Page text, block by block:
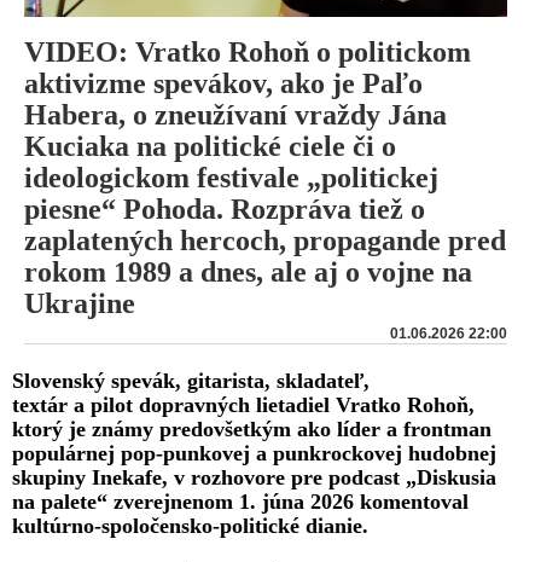
VIDEO: Vratko Rohoň o politickom
aktivizme spevákov, ako je Paľo
Habera, o zneužívaní vraždy Jána
Kuciaka na politické ciele či o
ideologickom festivale „politickej
piesne“ Pohoda. Rozpráva tiež o
zaplatených hercoch, propagande pred
rokom 1989 a dnes, ale aj o vojne na
Ukrajine
01.06.2026 22:00
Slovenský spevák, gitarista, skladateľ,
textár a pilot dopravných lietadiel Vratko Rohoň,
ktorý je známy predovšetkým ako líder a frontman
populárnej pop-punkovej a punkrockovej hudobnej
skupiny Inekafe, v rozhovore pre podcast „Diskusia
na palete“ zverejnenom 1. júna 2026 komentoval
kultúrno-spoločensko-politické dianie.